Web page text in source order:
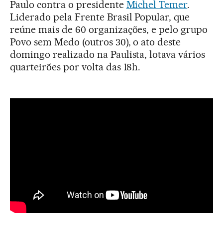
Paulo contra o presidente Michel Temer.
Liderado pela Frente Brasil Popular, que
reúne mais de 60 organizações, e pelo grupo
Povo sem Medo (outros 30), o ato deste
domingo realizado na Paulista, lotava vários
quarteirões por volta das 18h.